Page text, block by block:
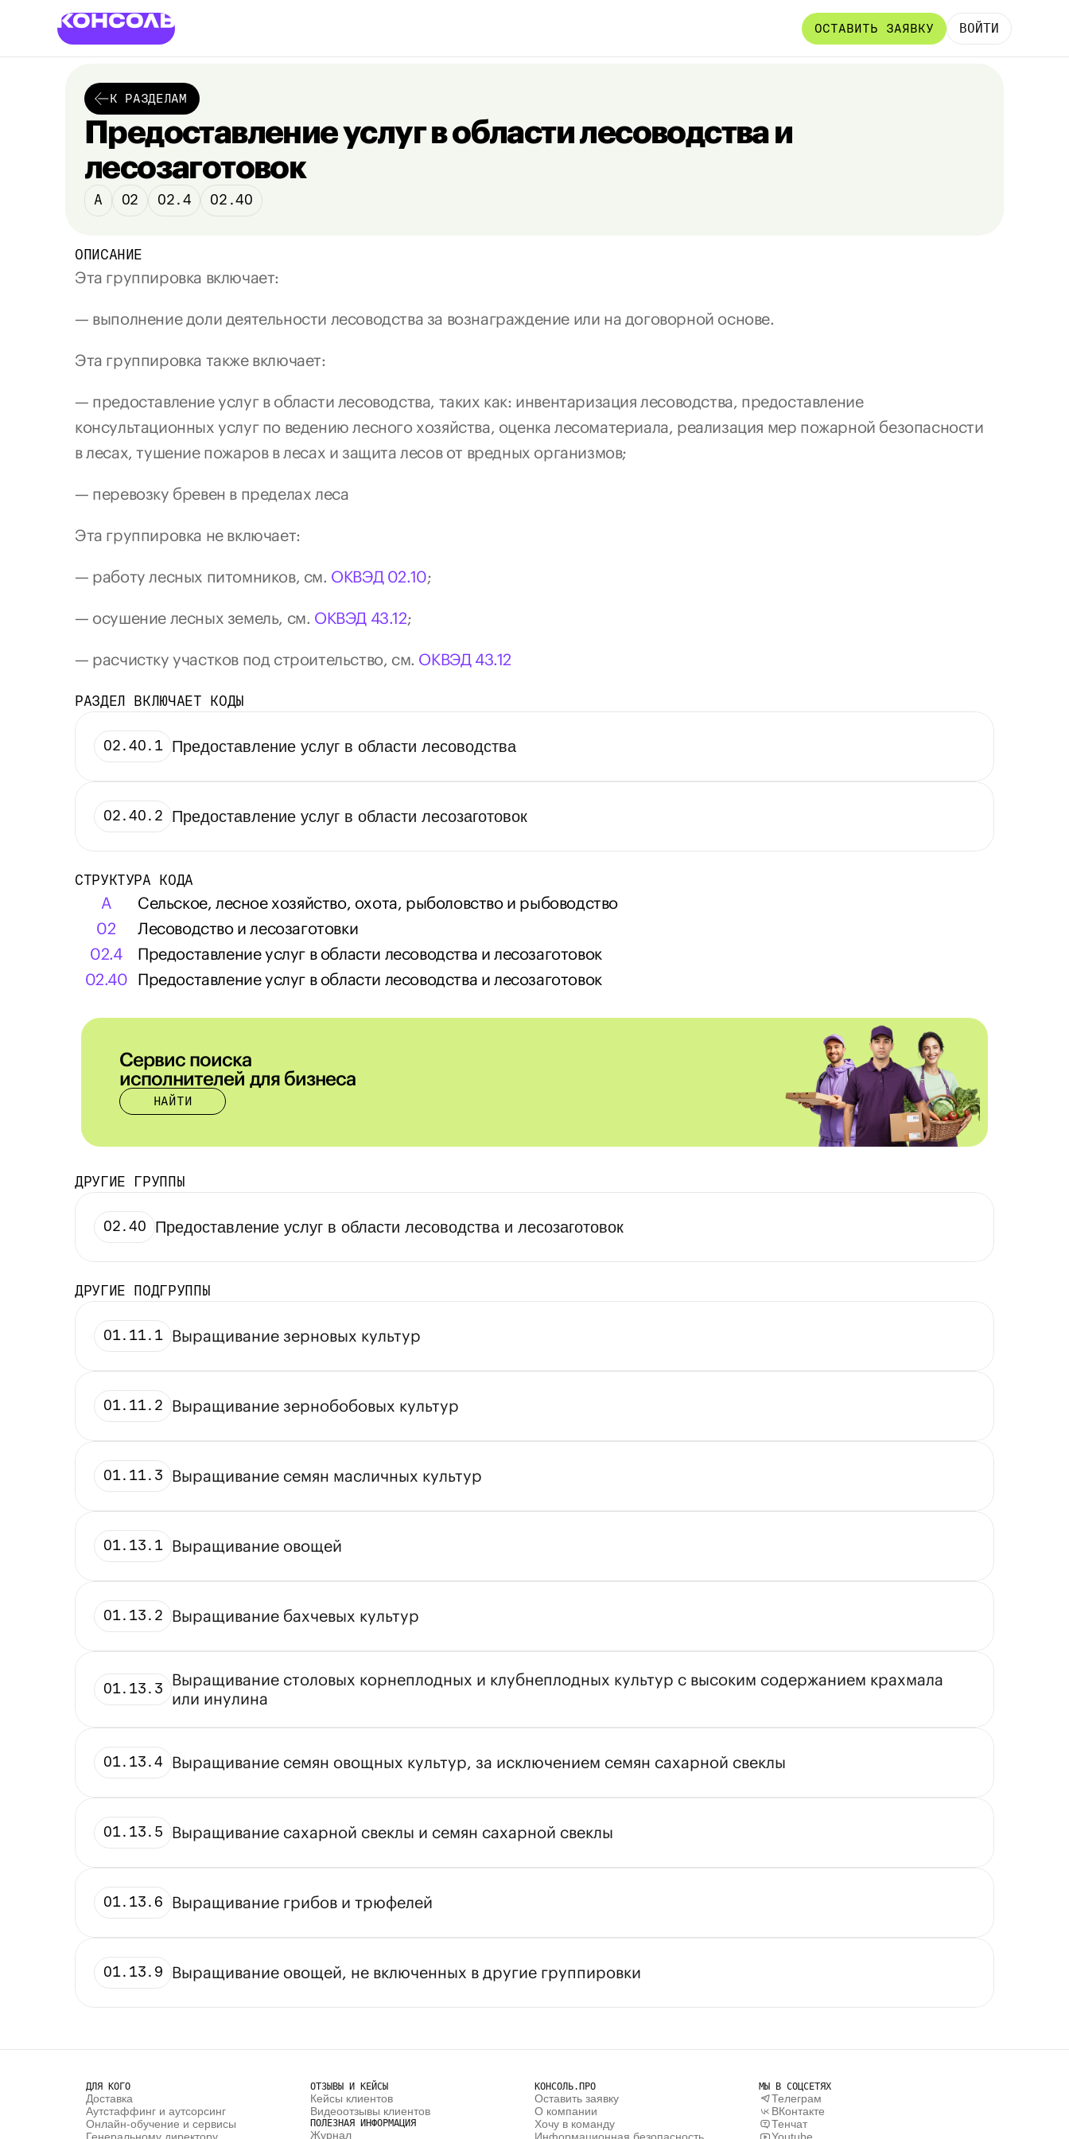
ОСТАВИТЬ ЗАЯВКУ ВОЙТИ
К РАЗДЕЛАМ
Предоставление услуг в области лесоводства и
лесозаготовок
A 02 02.4 02.40
ОПИСАНИЕ
Эта группировка включает:
— выполнение доли деятельности лесоводства за вознаграждение или на договорной основе.
Эта группировка также включает:
— предоставление услуг в области лесоводства, таких как: инвентаризация лесоводства, предоставление
консультационных услуг по ведению лесного хозяйства, оценка лесоматериала, реализация мер пожарной безопасности
в лесах, тушение пожаров в лесах и защита лесов от вредных организмов;
— перевозку бревен в пределах леса
Эта группировка не включает:
— работу лесных питомников, см. ОКВЭД 02.10;
— осушение лесных земель, см. ОКВЭД 43.12;
— расчистку участков под строительство, см. ОКВЭД 43.12
РАЗДЕЛ ВКЛЮЧАЕТ КОДЫ
02.40.1 Предоставление услуг в области лесоводства
02.40.2 Предоставление услуг в области лесозаготовок
СТРУКТУРА КОДА
A
Сельское, лесное хозяйство, охота, рыболовство и рыбоводство
02
Лесоводство и лесозаготовки
02.4
Предоставление услуг в области лесоводства и лесозаготовок
02.40 Предоставление услуг в области лесоводства и лесозаготовок
Сервис поиска
исполнителей для бизнеса
НАЙТИ
ДРУГИЕ ГРУППЫ
02.40 Предоставление услуг в области лесоводства и лесозаготовок
ДРУГИЕ ПОДГРУППЫ
01.11.1 Выращивание зерновых культур
01.11.2 Выращивание зернобобовых культур
01.11.3 Выращивание семян масличных культур
01.13.1 Выращивание овощей
01.13.2 Выращивание бахчевых культур
01.13.3
Выращивание столовых корнеплодных и клубнеплодных культур с высоким содержанием крахмала
или инулина
01.13.4 Выращивание семян овощных культур, за исключением семян сахарной свеклы
01.13.5 Выращивание сахарной свеклы и семян сахарной свеклы
01.13.6 Выращивание грибов и трюфелей
01.13.9 Выращивание овощей, не включенных в другие группировки
ДЛЯ КОГО
Доставка
Аутстаффинг и аутсорсинг
Онлайн-обучение и сервисы
ОТЗЫВЫ И КЕЙСЫ
Кейсы клиентов
Видеоотзывы клиентов
ПОЛЕЗНАЯ ИНФОРМАЦИЯ
Журнал
КОНСОЛЬ.ПРО
Оставить заявку
О компании
Хочу в команду
МЫ В СОЦСЕТЯХ
Телеграм
ВКонтакте
Тенчат